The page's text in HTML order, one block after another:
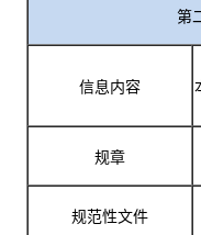
第
信息内容
规章
规范性文件